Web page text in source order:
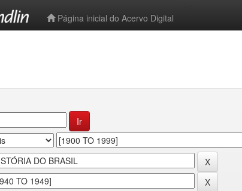
Página inicial do Acervo Digital